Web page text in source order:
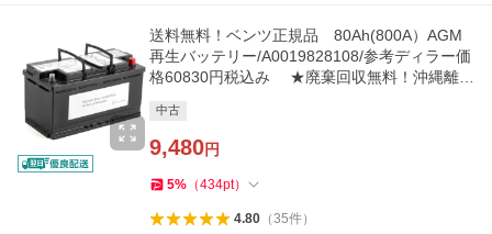
送料無料！ベンツ正規品 80Ah(800A）AGM
再生バッテリー/A0019828108/参考ディラー価
格60830円税込み ★廃棄回収無料！沖縄離島
中古
9,480円
5% （434pt）
4.80（35件）